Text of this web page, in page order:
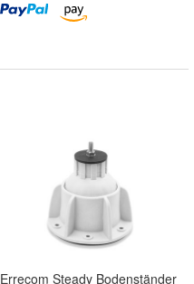
Errecom Steady Bodenständer